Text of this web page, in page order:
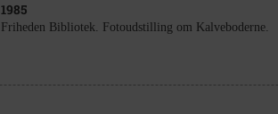
1985
Friheden Bibliotek. Fotoudstilling om Kalveboderne.